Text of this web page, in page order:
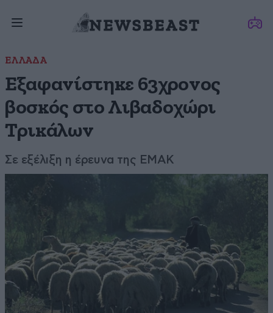
ΕΛΛΑΔΑ
Εξαφανίστηκε 63χρονος
βοσκός στο Λιβαδοχώρι
Τρικάλων
Σε εξέλιξη η έρευνα της ΕΜΑΚ